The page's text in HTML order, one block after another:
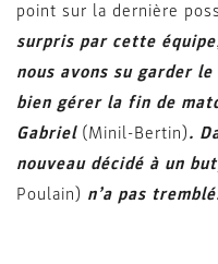
point sur la dernière
surpris par cette équipe
nous avons su garder
bien gérer la fin de
Gabriel (Minil-Bertin).
nouveau décidé à un
Poulain) n’a pas